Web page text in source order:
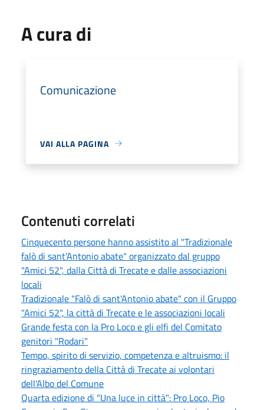
A cura di
Comunicazione
VAI ALLA PAGINA
Contenuti correlati
Cinquecento persone hanno assistito al "Tradizionale
falò di sant'Antonio abate" organizzato dal gruppo
"Amici 52", dalla Città di Trecate e dalle associazioni
locali
Tradizionale "Falò di sant'Antonio abate" con il Gruppo
"Amici 52", la città di Trecate e le associazioni locali
Grande festa con la Pro Loco e gli elfi del Comitato
genitori "Rodari"
Tempo, spirito di servizio, competenza e altruismo: il
ringraziamento della Città di Trecate ai volontari
dell'Albo del Comune
Quarta edizione di "Una luce in città": Pro Loco, Pio